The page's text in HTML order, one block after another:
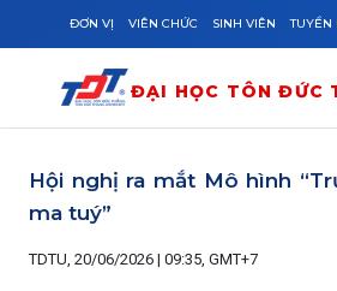
Skip to main content
ĐƠN VỊ VIÊN CHỨC SINH VIÊN TUYỂN
ĐẠI HỌC TÔN ĐỨC
Hội nghị ra mắt Mô hình
ma tuý”
TDTU, 20/06/2026 | 09:35, GMT+7